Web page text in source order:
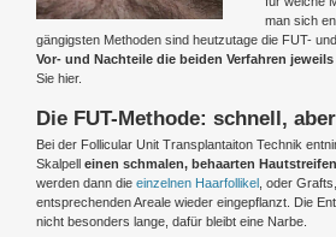
man sich
gängigsten Methoden sind heutzutage die FUT-
Vor- und Nachteile die beiden Verfahren
Sie hier.
Die FUT-Methode: schnell,
Bei der Follicular Unit Transplantaiton Technik
Skalpell einen schmalen, behaarten
werden dann die einzelnen Haarfollikel , oder
entsprechenden Areale wieder eingepflanzt. Die
nicht besonders lange, dafür bleibt eine Narbe.